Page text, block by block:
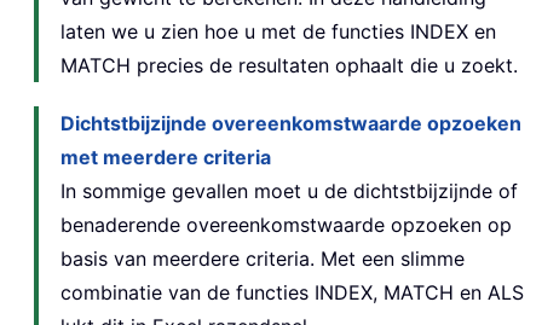
laten we u zien hoe u met de functies INDEX en
MATCH precies de resultaten ophaalt die u zoekt.
Dichtstbijzijnde overeenkomstwaarde opzoeken
met meerdere criteria
In sommige gevallen moet u de dichtstbijzijnde of
benaderende overeenkomstwaarde opzoeken op
basis van meerdere criteria. Met een slimme
combinatie van de functies INDEX, MATCH en ALS